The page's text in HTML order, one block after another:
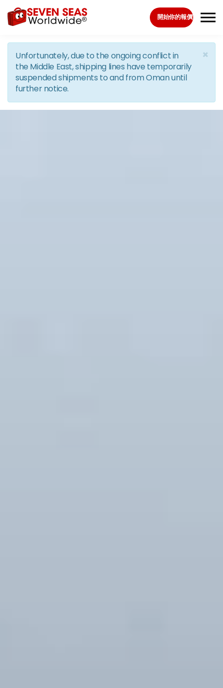
Skip to the content
開始你的報價
×
Unfortunately, due to the ongoing conflict in
the Middle East, shipping lines have temporarily
suspended shipments to and from Oman until
further notice.